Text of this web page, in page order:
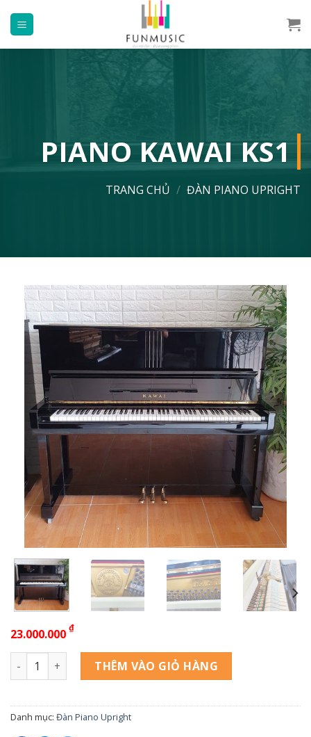
đến
PIANO KAWAI KS1
TRANG CHỦ / ĐÀN PIANO UPRIGHT
23.000.000 ₫
PIANO KAWAI KS1 số lượngTHÊM VÀO GIỎ HÀNG
Danh mục: Đàn Piano Upright